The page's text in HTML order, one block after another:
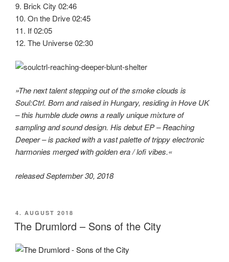
9. Brick City 02:46
10. On the Drive 02:45
11. If 02:05
12. The Universe 02:30
»The next talent stepping out of the smoke clouds is
Soul:Ctrl. Born and raised in Hungary, residing in Hove UK
– this humble dude owns a really unique mixture of
sampling and sound design. His debut EP – Reaching
Deeper – is packed with a vast palette of trippy electronic
harmonies merged with golden era / lofi vibes.«
released September 30, 2018
VERÖFFENTLICHT
AM
4. AUGUST 2018
The Drumlord – Sons of the City